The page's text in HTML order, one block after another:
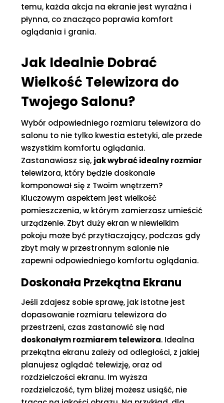
temu, każda akcja na ekranie jest wyraźna i
płynna, co znacząco poprawia komfort
oglądania i grania.
Jak Idealnie Dobrać
Wielkość Telewizora do
Twojego Salonu?
Wybór odpowiedniego rozmiaru telewizora do
salonu to nie tylko kwestia estetyki, ale przede
wszystkim komfortu oglądania.
Zastanawiasz się, jak wybrać idealny rozmiar
telewizora, który będzie doskonale
komponował się z Twoim wnętrzem?
Kluczowym aspektem jest wielkość
pomieszczenia, w którym zamierzasz umieścić
urządzenie. Zbyt duży ekran w niewielkim
pokoju może być przytłaczający, podczas gdy
zbyt mały w przestronnym salonie nie
zapewni odpowiedniego komfortu oglądania.
Doskonała Przekątna Ekranu
Jeśli zdajesz sobie sprawę, jak istotne jest
dopasowanie rozmiaru telewizora do
przestrzeni, czas zastanowić się nad
doskonałym rozmiarem telewizora. Idealna
przekątna ekranu zależy od odległości, z jakiej
planujesz oglądać telewizję, oraz od
rozdzielczości ekranu. Im wyższa
rozdzielczość, tym bliżej możesz usiąść, nie